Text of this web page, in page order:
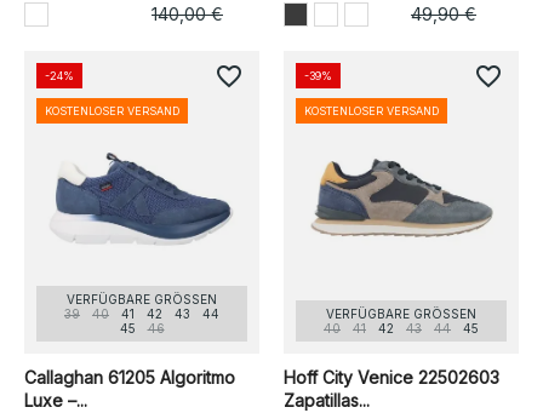
140,00 €
49,90 €
VERFÜGBARE GRÖSSEN
39
40 41 42 43
44
45
46
Callaghan 61205 Algoritmo
Luxe –...
-24%
KOSTENLOSER VERSAND
favorite_border
VERFÜGBARE GRÖSSEN
40
41 42 43 44 45
Hoff City Venice 22502603
Zapatillas...
-39%
KOSTENLOSER VERSAND
favorite_border